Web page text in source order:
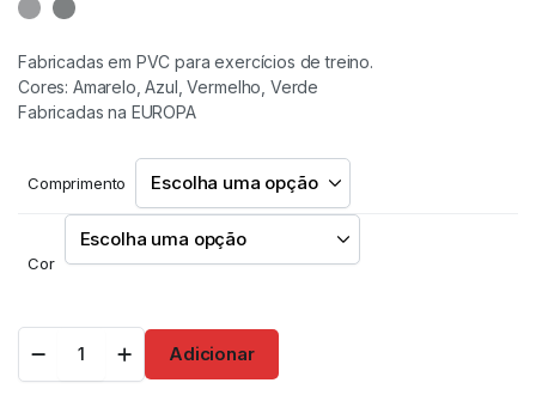
Fabricadas em PVC para exercícios de treino.
Cores: Amarelo, Azul, Vermelho, Verde
Fabricadas na EUROPA
Comprimento
Cor
Adicionar